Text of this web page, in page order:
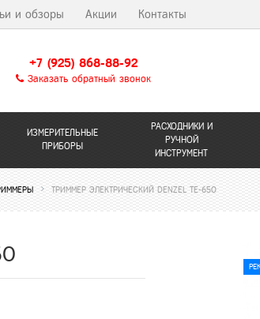
и обзоры Акции Контакты
+7 (925) 868-88-92
Заказать обратный звонок
ИЗМЕРИТЕЛЬНЫЕ
ПРИБОРЫ
РАСХОДНИКИ И
РУЧНОЙ
ИНСТРУМЕНТ
ТРИММЕР ЭЛЕКТРИЧЕСКИЙ DENZEL TE-650